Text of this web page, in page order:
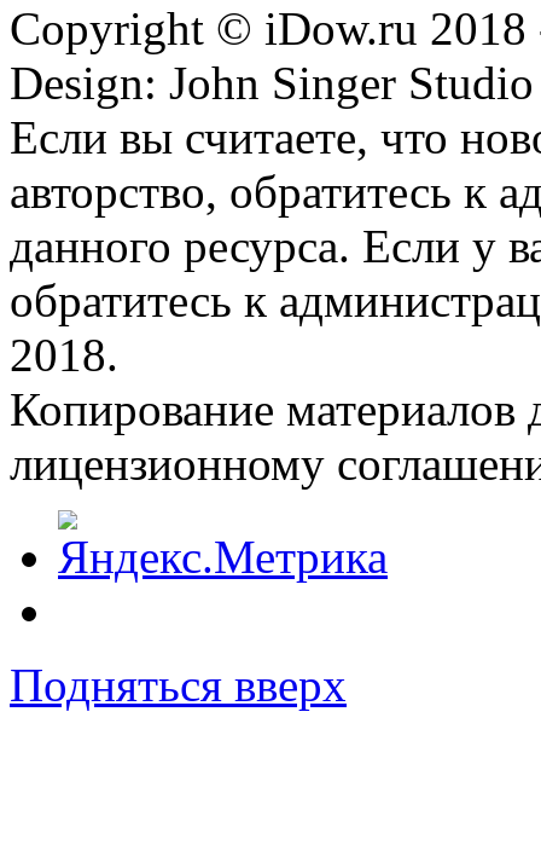
Copyright © iDow.ru 2018
Design: John Singer Studio
Если вы считаете, что
авторство, обратитесь к
данного ресурса. Если у
обратитесь к
2018.
Копирование материалов
лицензионному
Подняться вверх